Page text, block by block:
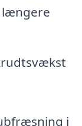
længere
i